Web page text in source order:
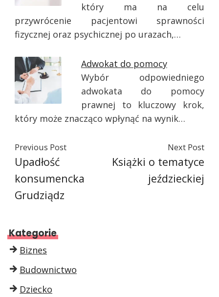
który ma na celu
przywrócenie pacjentowi sprawności
fizycznej oraz psychicznej po urazach,…
Adwokat do pomocy
Wybór odpowiedniego
adwokata do pomocy
prawnej to kluczowy krok,
który może znacząco wpłynąć na wynik…
Previous Post
Upadłość
konsumencka
Grudziądz
Next Post
Książki o tematyce
jeździeckiej
Kategorie
Biznes
Budownictwo
Dziecko